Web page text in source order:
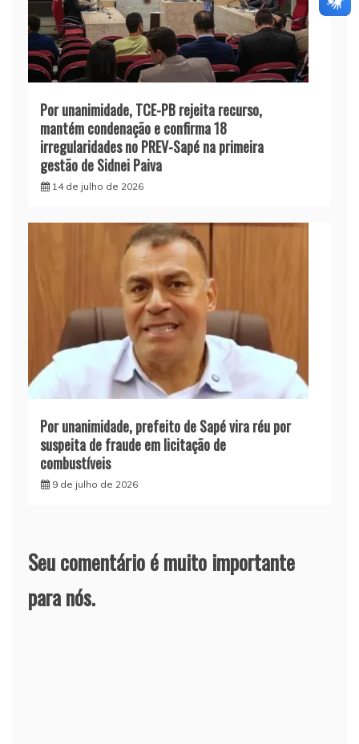
Por unanimidade, TCE-PB rejeita recurso,
mantém condenação e confirma 18
irregularidades no PREV-Sapé na primeira
gestão de Sidnei Paiva
14 de julho de 2026
Por unanimidade, prefeito de Sapé vira réu por
suspeita de fraude em licitação de
combustíveis
9 de julho de 2026
Seu comentário é muito importante
para nós.